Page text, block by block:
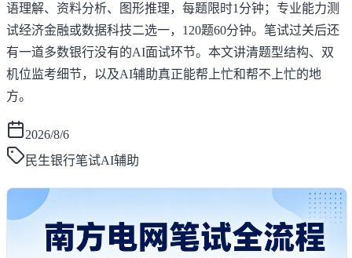
语理解、资料分析、图形推理，每题限时1分钟；专业能力测
试经济金融或数据科技二选一，120题60分钟。笔试过关后还
有一道多数银行没有的AI面试环节。本文讲清题型结构、双
机位监考细节，以及AI辅助真正能帮上忙和帮不上忙的地
方。
2026/8/6
民生银行笔试AI辅助